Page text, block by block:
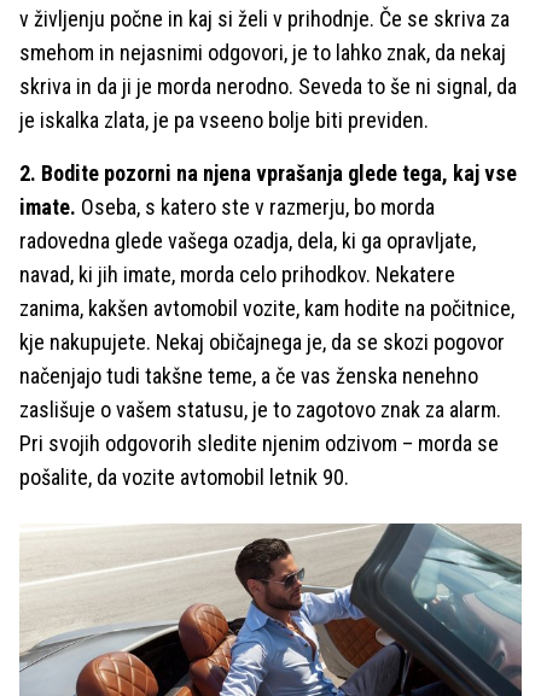
v življenju počne in kaj si želi v prihodnje. Če se skriva za
smehom in nejasnimi odgovori, je to lahko znak, da nekaj
skriva in da ji je morda nerodno. Seveda to še ni signal, da
je iskalka zlata, je pa vseeno bolje biti previden.
2. Bodite pozorni na njena vprašanja glede tega, kaj vse
imate. Oseba, s katero ste v razmerju, bo morda
radovedna glede vašega ozadja, dela, ki ga opravljate,
navad, ki jih imate, morda celo prihodkov. Nekatere
zanima, kakšen avtomobil vozite, kam hodite na počitnice,
kje nakupujete. Nekaj običajnega je, da se skozi pogovor
načenjajo tudi takšne teme, a če vas ženska nenehno
zaslišuje o vašem statusu, je to zagotovo znak za alarm.
Pri svojih odgovorih sledite njenim odzivom – morda se
pošalite, da vozite avtomobil letnik 90.